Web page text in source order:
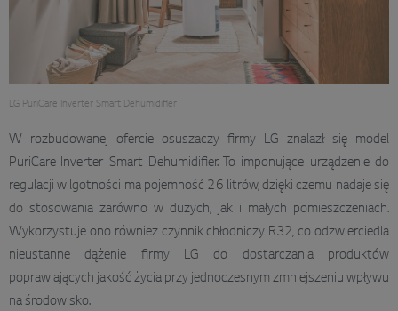
LG PuriCare Inverter Smart Dehumidifier
W rozbudowanej ofercie osuszaczy firmy LG znalazł się model
PuriCare Inverter Smart Dehumidifier. To imponujące urządzenie do
regulacji wilgotności ma pojemność 26 litrów, dzięki czemu nadaje się
do stosowania zarówno w dużych, jak i małych pomieszczeniach.
Wykorzystuje ono również czynnik chłodniczy R32, co odzwierciedla
nieustanne dążenie firmy LG do dostarczania produktów
poprawiających jakość życia przy jednoczesnym zmniejszeniu wpływu
na środowisko.